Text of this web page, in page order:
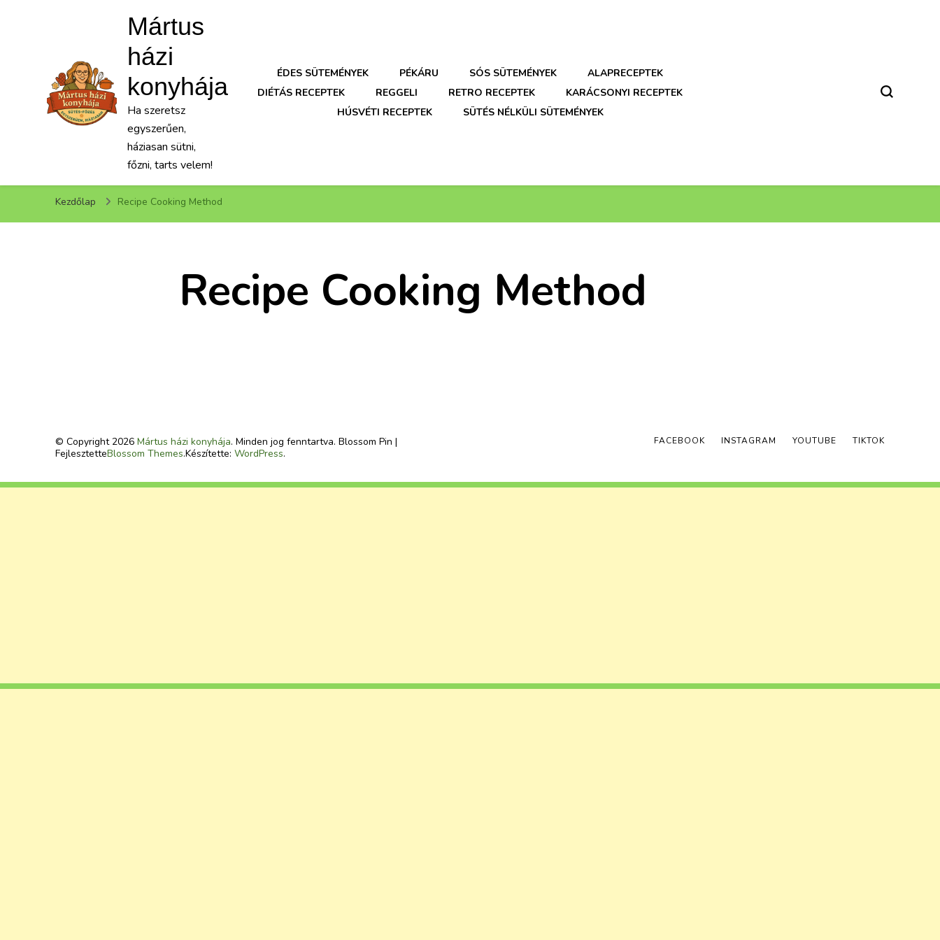
Mártus
házi
konyhája
Ha szeretsz
egyszerűen,
háziasan sütni,
főzni, tarts velem!
ÉDES SÜTEMÉNYEK PÉKÁRU SÓS SÜTEMÉNYEK
ALAPRECEPTEK
DIÉTÁS RECEPTEK
REGGELI RETRO RECEPTEK
KARÁCSONYI RECEPTEK
HÚSVÉTI RECEPTEK
SÜTÉS NÉLKÜLI SÜTEMÉNYEK
Kezdőlap Recipe Cooking Method
Recipe Cooking Method
© Copyright 2026 Mártus házi konyhája. Minden jog fenntartva. Blossom Pin |
FejlesztetteBlossom Themes.Készítette: WordPress.
FACEBOOK INSTAGRAM YOUTUBE TIKTOK